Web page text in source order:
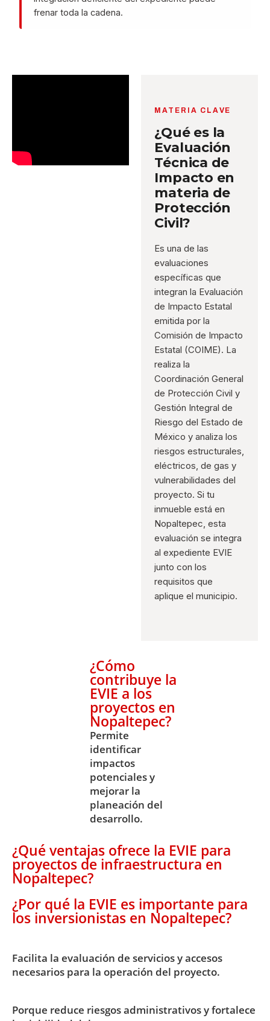
frenar toda la cadena.
MATERIA CLAVE
¿Qué es la
Evaluación
Técnica de
Impacto en
materia de
Protección
Civil?
Es una de las
evaluaciones
específicas que
integran la Evaluación
de Impacto Estatal
emitida por la
Comisión de Impacto
Estatal (COIME). La
realiza la
Coordinación General
de Protección Civil y
Gestión Integral de
Riesgo del Estado de
México y analiza los
riesgos estructurales,
eléctricos, de gas y
vulnerabilidades del
proyecto. Si tu
inmueble está en
Nopaltepec, esta
evaluación se integra
al expediente EVIE
junto con los
requisitos que
aplique el municipio.
¿Cómo
contribuye la
EVIE a los
proyectos en
Nopaltepec?
Permite
identificar
impactos
potenciales y
mejorar la
planeación del
desarrollo.
¿Qué ventajas ofrece la EVIE para
proyectos de infraestructura en
Nopaltepec?
¿Por qué la EVIE es importante para
los inversionistas en Nopaltepec?
Facilita la evaluación de servicios y accesos
necesarios para la operación del proyecto.
Porque reduce riesgos administrativos y fortalece